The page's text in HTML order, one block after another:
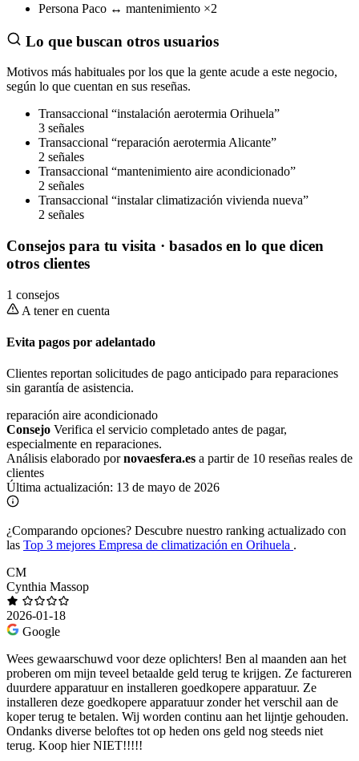
Persona Paco ↔ mantenimiento ×2
Lo que buscan otros usuarios
Motivos más habituales por los que la gente acude a este negocio,
según lo que cuentan en sus reseñas.
Transaccional “instalación aerotermia Orihuela”
3 señales
Transaccional “reparación aerotermia Alicante”
2 señales
Transaccional “mantenimiento aire acondicionado”
2 señales
Transaccional “instalar climatización vivienda nueva”
2 señales
Consejos para tu visita · basados en lo que dicen
otros clientes
1 consejos
A tener en cuenta
Evita pagos por adelantado
Clientes reportan solicitudes de pago anticipado para reparaciones
sin garantía de asistencia.
reparación aire acondicionado
Consejo Verifica el servicio completado antes de pagar,
especialmente en reparaciones.
Análisis elaborado pornovaesfera.es a partir de 10 reseñas reales de
clientes
Última actualización: 13 de mayo de 2026
¿Comparando opciones? Descubre nuestro ranking actualizado con
las Top 3 mejores Empresa de climatización en Orihuela .
CM
Cynthia Massop
2026-01-18
Google
Wees gewaarschuwd voor deze oplichters! Ben al maanden aan het
proberen om mijn teveel betaalde geld terug te krijgen. Ze factureren
duurdere apparatuur en installeren goedkopere apparatuur. Ze
installeren deze goedkopere apparatuur zonder het verschil aan de
koper terug te betalen. Wij worden continu aan het lijntje gehouden.
Ondanks diverse beloftes tot op heden ons geld nog steeds niet
terug. Koop hier NIET!!!!!